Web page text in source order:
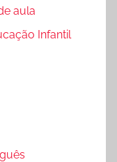
aula
Infantil